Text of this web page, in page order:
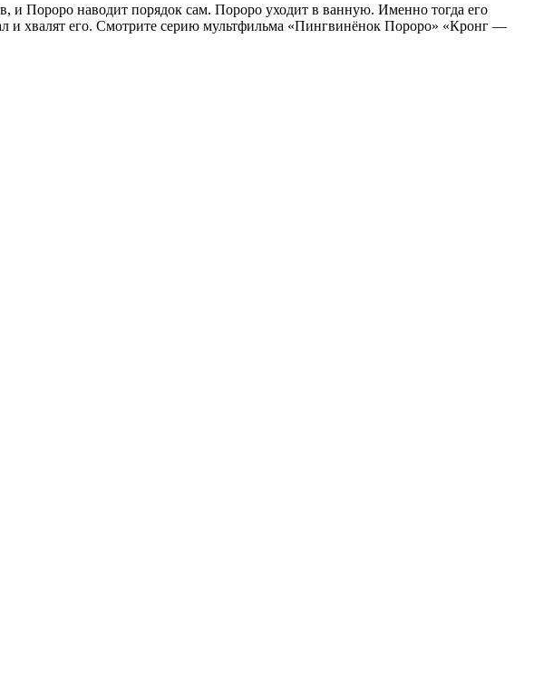
и Пороро наводит порядок сам. Пороро уходит в ванную. Именно тогда его
и хвалят его. Смотрите серию мультфильма «Пингвинёнок Пороро» «Кронг —